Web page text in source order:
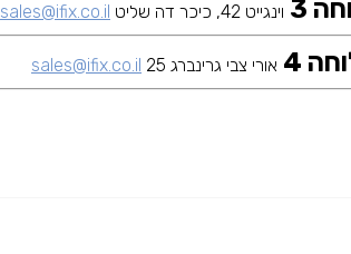
וינגייט 42, כיכר דה שליט sales@ifix.co.il
אורי צבי גרינברג 25 sales@ifix.co.il